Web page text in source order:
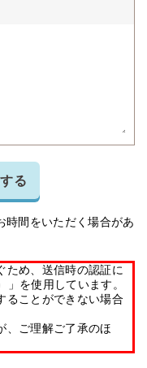
る
時間をいただく場合があ
ため、送信時の認証に
」を使用しています。
ることができない場合
、ご理解ご了承のほ